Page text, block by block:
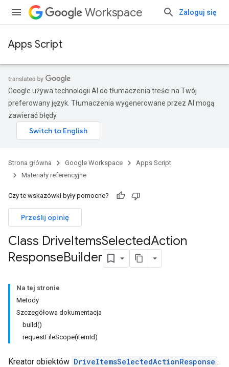
Workspace Zaloguj się
Apps Script
Google używa technologii AI do tłumaczenia treści na Twój
preferowany język. Tłumaczenia wygenerowane przez AI mogą
zawierać błędy.
Strona główna Google Workspace
Apps Script
Materiały referencyjne
Czy te wskazówki były pomocne?
Prześlij opinię
Class DriveItemsSelectedAction
ResponseBuilder
Na tej stronie
Metody
Szczegółowa dokumentacja
build()
requestFileScope(itemId)
Kreator obiektów DriveItemsSelectedActionResponse .